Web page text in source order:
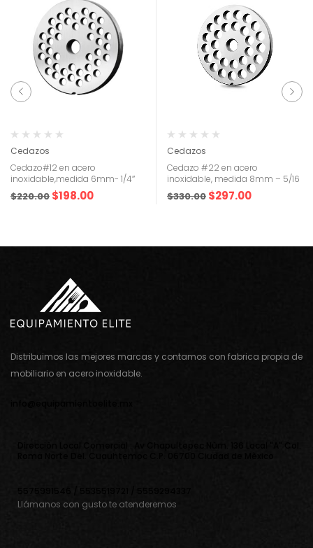
Cedazos
Cedazo#12 en acero
inoxidable,medida 6mm- 1/4″
$220.00 $198.00
Cedazos
Cedazo #22 en acero
inoxidable, medida 8mm – 5/16
$330.00 $297.00
Distribuimos las mejores marcas y contamos con fabrica propia de
mobiliario en acero inoxidable.
Llámanos con gusto te atenderemos